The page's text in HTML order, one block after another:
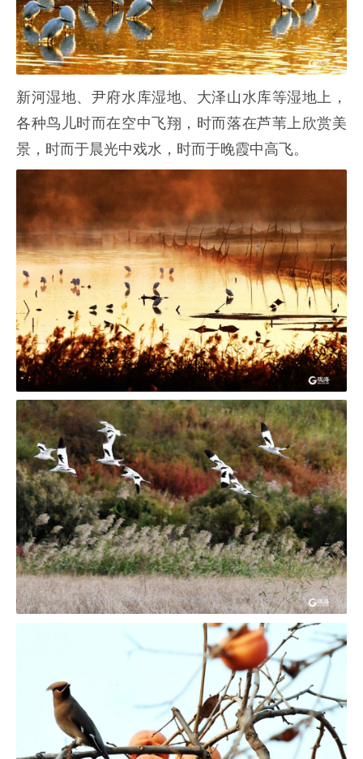
新河湿地、尹府水库湿地、大泽山水库等湿地上，
各种鸟儿时而在空中飞翔，时而落在芦苇上欣赏美
景，时而于晨光中戏水，时而于晚霞中高飞。